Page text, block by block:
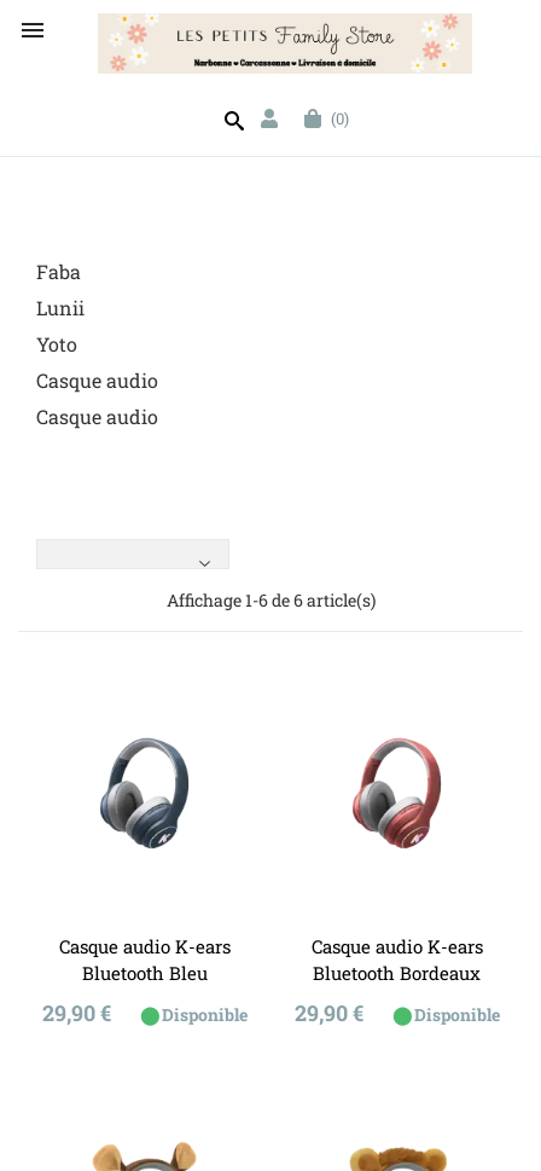

(0)
Faba
Lunii
Yoto
Casque audio
Casque audio
Affichage 1-6 de 6 article(s)
Casque audio K-ears
Bluetooth Bleu
Prix
29,90 € ⬤Disponible
Casque audio K-ears
Bluetooth Bordeaux
Prix
29,90 € ⬤Disponible